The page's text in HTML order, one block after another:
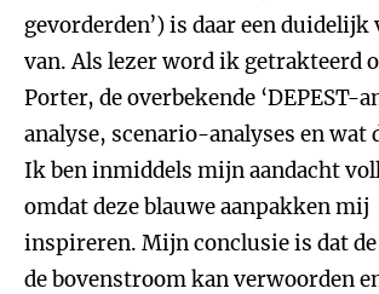
gevorderden’) is daar een duidelijk
van. Als lezer word ik getrakteerd
Porter, de overbekende ‘DEPEST-
analyse, scenario-analyses en wat
Ik ben inmiddels mijn aandacht
omdat deze blauwe aanpakken
inspireren. Mijn conclusie is dat
de bovenstroom kan verwoorden